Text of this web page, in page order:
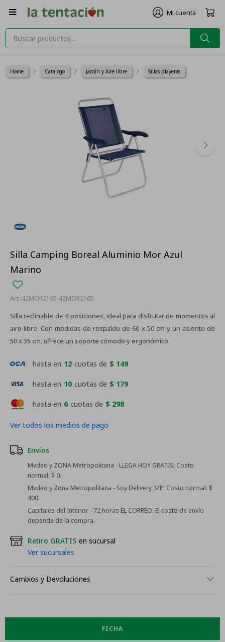

Home Catálogo Jardín y Aire libre Sillas playeras
Silla Camping Boreal Aluminio Mor Azul
Marino
42MOR2165-42MOR2165
Silla reclinable de 4 posiciones, ideal para disfrutar de momentos al
aire libre. Con medidas de respaldo de 60 x 50 cm y un asiento de
50 x 35 cm, ofrece un soporte cómodo y ergonómico.
hasta en 6 cuotas de $ 298
hasta en 12 cuotas de $ 149
hasta en 10 cuotas de $ 179
Ver todos los medios de pago
Envíos
Mvdeo y ZONA Metropolitana - LLEGA HOY GRATIS: Costo
normal: $ 0.
Mvdeo y Zona Metropolitana - Soy Delivery_MP: Costo normal: $
400.
Capitales del Interior - 72 horas EL CORREO: El costo de envío
depende de la compra.
Retiro GRATIS en sucursal
Ver sucursales
Cambios y Devoluciones
FICHA